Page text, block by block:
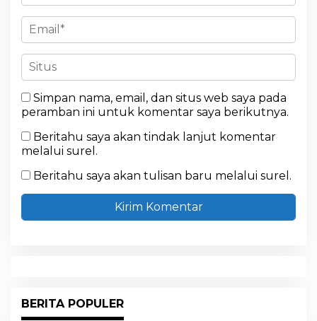
Simpan nama, email, dan situs web saya pada
peramban ini untuk komentar saya berikutnya.
Beritahu saya akan tindak lanjut komentar
melalui surel.
Beritahu saya akan tulisan baru melalui surel.
BERITA POPULER